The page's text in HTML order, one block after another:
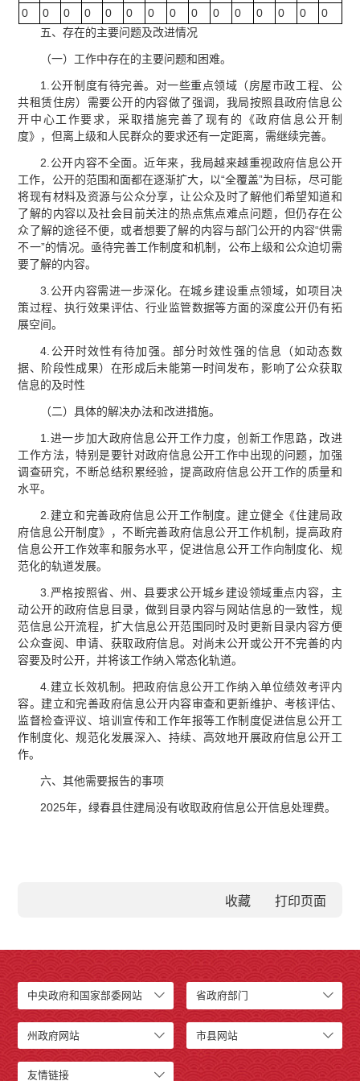
0 0 0 0 0 0 0 0 0 0 0 0 0 0
0
五、存在的主要问题及改进情况
（一）工作中存在的主要问题和困难。
1.公开制度有待完善。对一些重点领域（房屋市政工程、公
共租赁住房）需要公开的内容做了强调，我局按照县政府信息公
开中心工作要求，采取措施完善了现有的《政府信息公开制
度》，但离上级和人民群众的要求还有一定距离，需继续完善。
2.公开内容不全面。近年来，我局越来越重视政府信息公开
工作，公开的范围和面都在逐渐扩大，以“全覆盖”为目标，尽可能
将现有材料及资源与公众分享，让公众及时了解他们希望知道和
了解的内容以及社会目前关注的热点焦点难点问题，但仍存在公
众了解的途径不便，或者想要了解的内容与部门公开的内容“供需
不一”的情况。亟待完善工作制度和机制，公布上级和公众迫切需
要了解的内容。
3.公开内容需进一步深化。在城乡建设重点领域，如项目决
策过程、执行效果评估、行业监管数据等方面的深度公开仍有拓
展空间。
4.公开时效性有待加强。部分时效性强的信息（如动态数
据、阶段性成果）在形成后未能第一时间发布，影响了公众获取
信息的及时性
（二）具体的解决办法和改进措施。
1.进一步加大政府信息公开工作力度，创新工作思路，改进
工作方法，特别是要针对政府信息公开工作中出现的问题，加强
调查研究，不断总结积累经验，提高政府信息公开工作的质量和
水平。
2.建立和完善政府信息公开工作制度。建立健全《住建局政
府信息公开制度》，不断完善政府信息公开工作机制，提高政府
信息公开工作效率和服务水平，促进信息公开工作向制度化、规
范化的轨道发展。
3.严格按照省、州、县要求公开城乡建设领域重点内容，主
动公开的政府信息目录，做到目录内容与网站信息的一致性，规
范信息公开流程，扩大信息公开范围同时及时更新目录内容方便
公众查阅、申请、获取政府信息。对尚未公开或公开不完善的内
容要及时公开，并将该工作纳入常态化轨道。
4.建立长效机制。把政府信息公开工作纳入单位绩效考评内
容。建立和完善政府信息公开内容审查和更新维护、考核评估、
监督检查评议、培训宣传和工作年报等工作制度促进信息公开工
作制度化、规范化发展深入、持续、高效地开展政府信息公开工
作。
六、其他需要报告的事项
2025年，绿春县住建局没有收取政府信息公开信息处理费。
收藏
中央政府和国家部委网站 省政府部门
州政府网站 市县网站
友情链接